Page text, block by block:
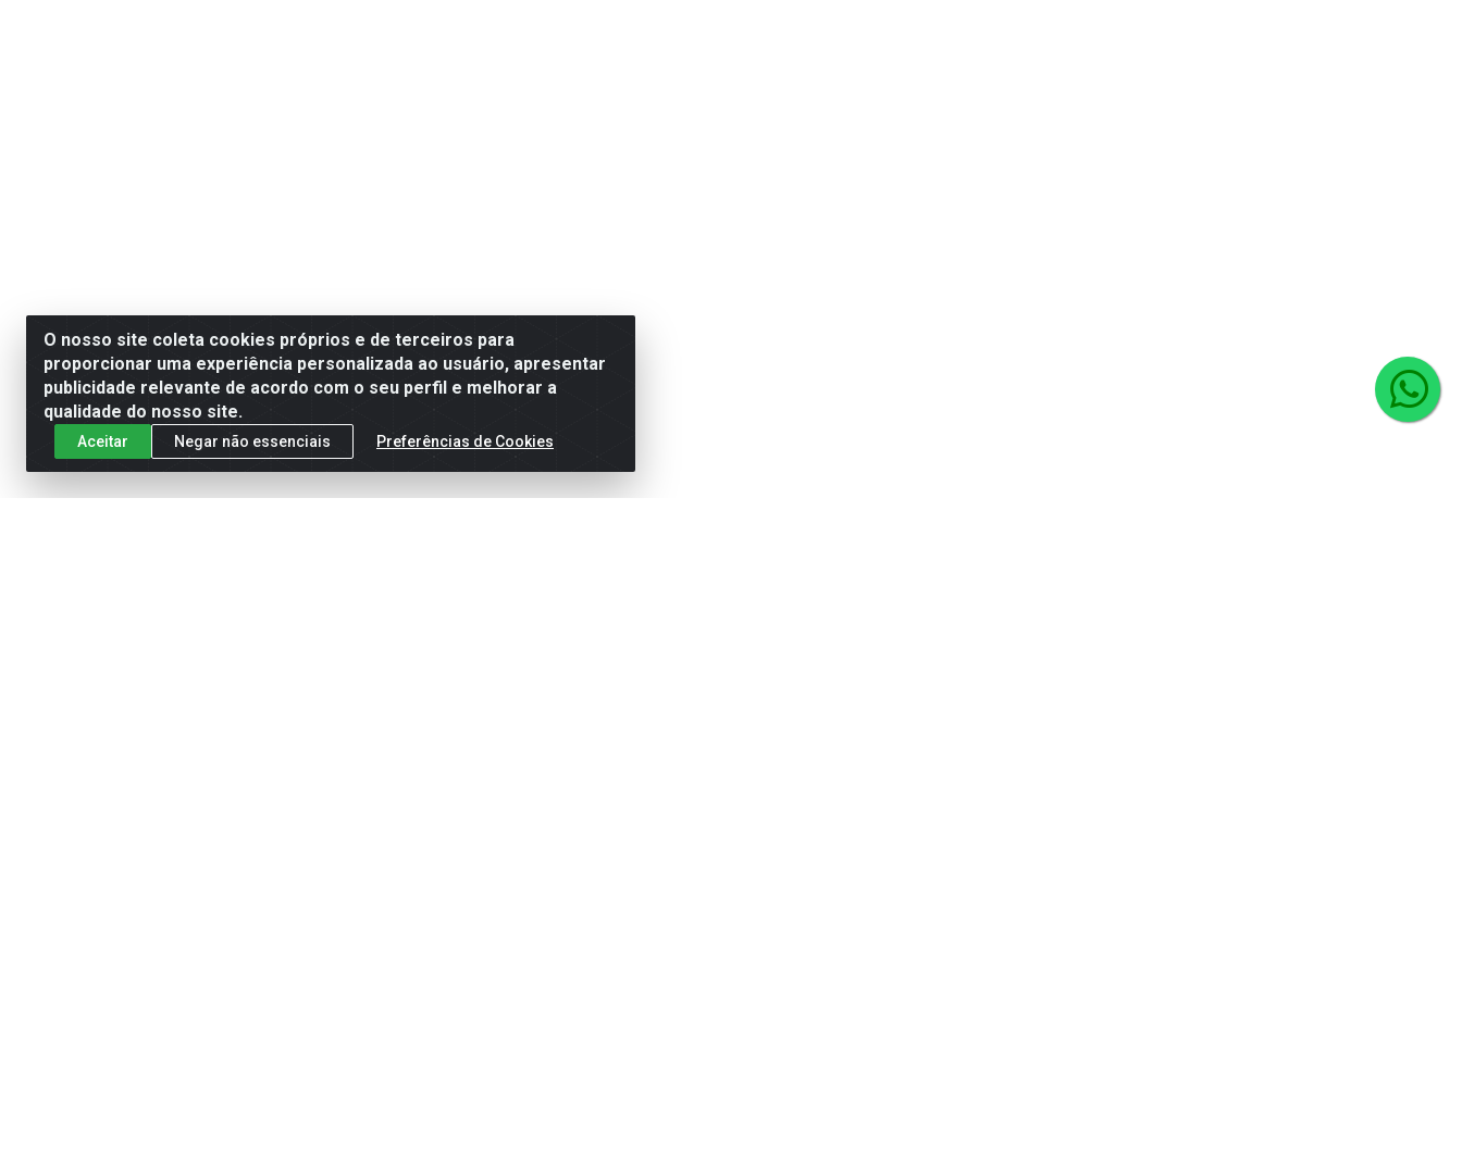
O nosso site coleta cookies próprios e de terceiros para
proporcionar uma experiência personalizada ao usuário, apresentar
publicidade relevante de acordo com o seu perfil e melhorar a
qualidade do nosso site.
Aceitar Negar não essenciais Preferências de Cookies